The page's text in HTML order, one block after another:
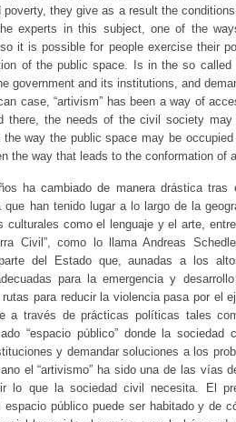
they give as a result the
experts in this subject, one of the
it is possible for people exercise their
of the public space. Is in the so called
government and its institutions, and
case, “artivism” has been a way of
there, the needs of the civil society
the way the public space may be
the way that leads to the conformation of
ha cambiado de manera drástica tras
han tenido lugar a lo largo de la
culturales como el lenguaje y el arte,
Civil”, como lo llama Andreas
del Estado que, aunadas a los
para la emergencia y
para reducir la violencia pasa por el
a través de prácticas políticas tales
“espacio público” donde la
y demandar soluciones a los
el “artivismo” ha sido una de las vías
lo que la sociedad civil necesita. El
público puede ser habitado y de